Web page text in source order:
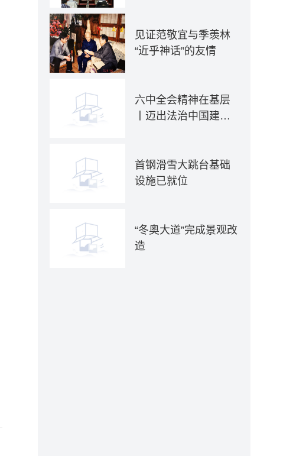
见证范敬宜与季羡林
“近乎神话”的友情
六中全会精神在基层
丨迈出法治中国建设
推动全面依法治国新
实践
首钢滑雪大跳台基础
设施已就位
“冬奥大道”完成景观改
造